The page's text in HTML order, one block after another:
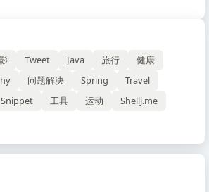
Tweet Java 旅行
健康
问题解决 Spring
Travel
Snippet 工具 运动
Shellj.me